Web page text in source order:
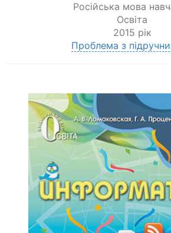
Російська мова
Освіта
2015 рік
Проблема з